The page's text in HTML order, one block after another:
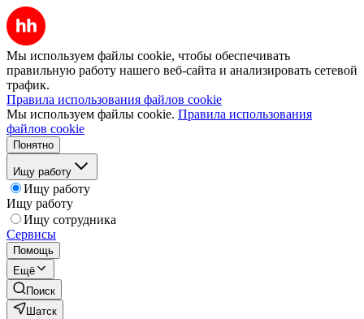
Мы используем файлы cookie, чтобы обеспечивать
правильную работу нашего веб-сайта и анализировать сетевой
трафик.
Правила использования файлов cookie
Мы используем файлы cookie. Правила использования
файлов cookie
Понятно
Ищу работу
Ищу работу
Ищу работу
Ищу сотрудника
Сервисы
Помощь
Ещё
Поиск
Шатск